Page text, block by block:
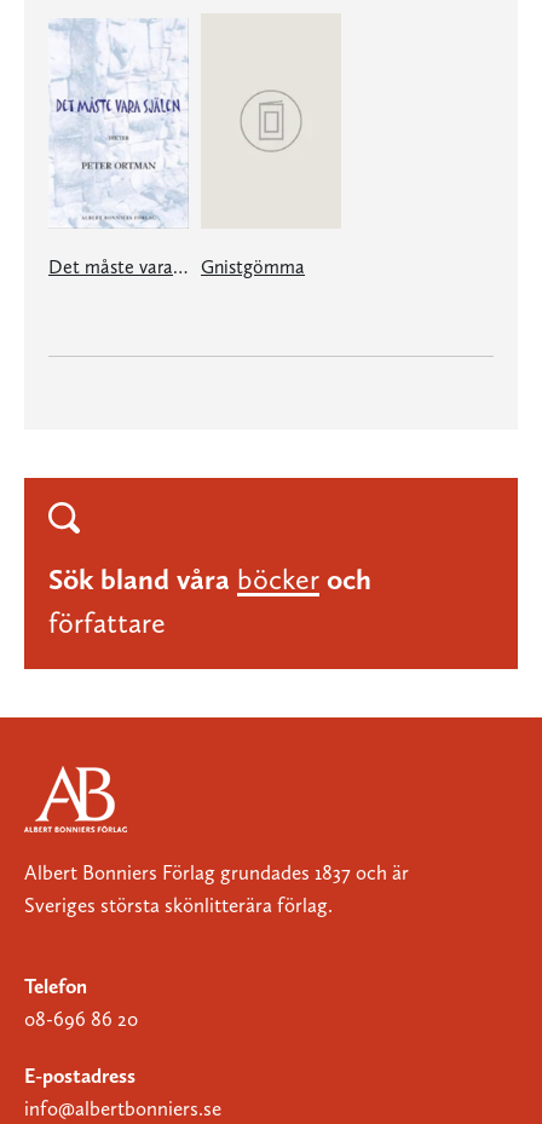
Det måste vara själen Gnistgömma
Sök bland våra böcker och
författare
Albert Bonniers Förlag grundades 1837 och är
Sveriges största skönlitterära förlag.
Telefon
08-696 86 20
E-postadress
info@albertbonniers.se